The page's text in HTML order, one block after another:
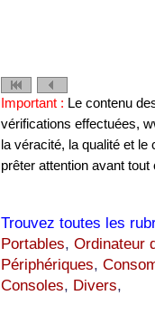
Important : Le contenu
vérifications effectuées,
la véracité, la qualité et
prêter attention avant tout
Trouvez toutes les
Portables, Ordinateur
Périphériques,
Consoles, Divers,